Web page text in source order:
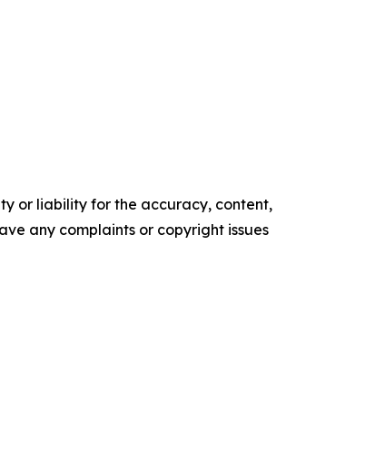
or liability for the accuracy, content,
any complaints or copyright issues